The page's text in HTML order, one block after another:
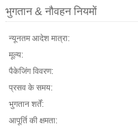
भुगतान & नौवहन नियमों
न्यूनतम आदेश मात्रा:
मूल्य:
पैकेजिंग विवरण:
प्रसव के समय:
भुगतान शर्तें:
आपूर्ति की क्षमता: